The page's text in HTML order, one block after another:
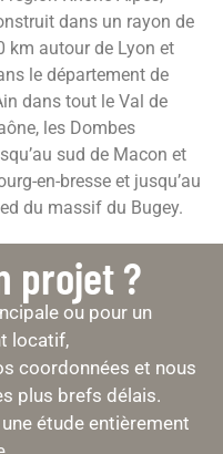
dans un rayon de
km autour de Lyon et
le département de
dans tout le Val de
les Dombes
sud de Macon et
en-bresse et jusqu’au
du massif du Bugey.
projet ?
ou pour un
locatif,
coordonnées et nous
plus brefs délais.
étude entièrement